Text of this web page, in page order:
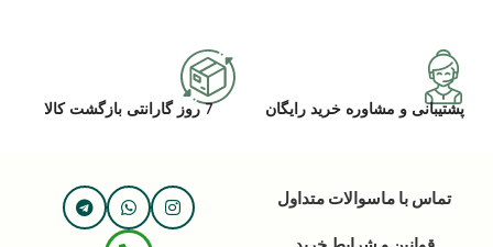
پشتیبانی و مشاوره خرید رایگان 7 روز گارانتی بازگشت کالا
تماس با ماسوالات متداول